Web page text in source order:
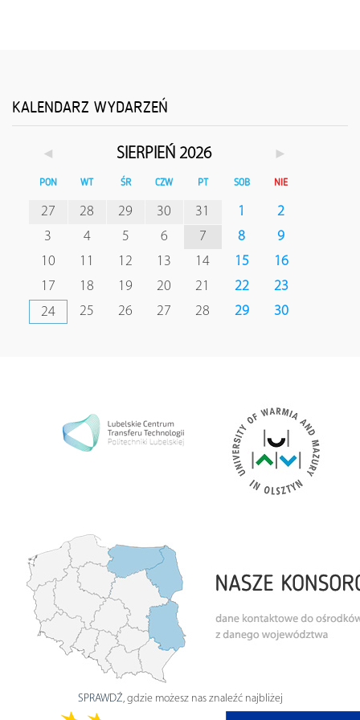
KALENDARZ WYDARZEŃ
◄ SIERPIEŃ 2026 ►
PON WT ŚR CZW PT SOB NIE
27 28 29 30 31 1
2
3
4 5 6 7 8
9
10
11 12 13 14 15
16
17
18 19 20 21 22
23
24
25 26 27 28 29 30
SPRAWDŹ, gdzie możesz nas znaleźć najbliżej